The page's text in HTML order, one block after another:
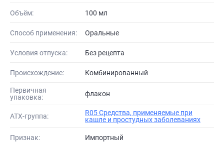
Объём: 100 мл
Способ применения: Оральные
Условия отпуска: Без рецепта
Происхождение: Комбинированный
Первичная
упаковка:
флакон
АТХ-группа:
R05 Средства, применяемые при
кашле и простудных заболеваниях
Признак: Импортный